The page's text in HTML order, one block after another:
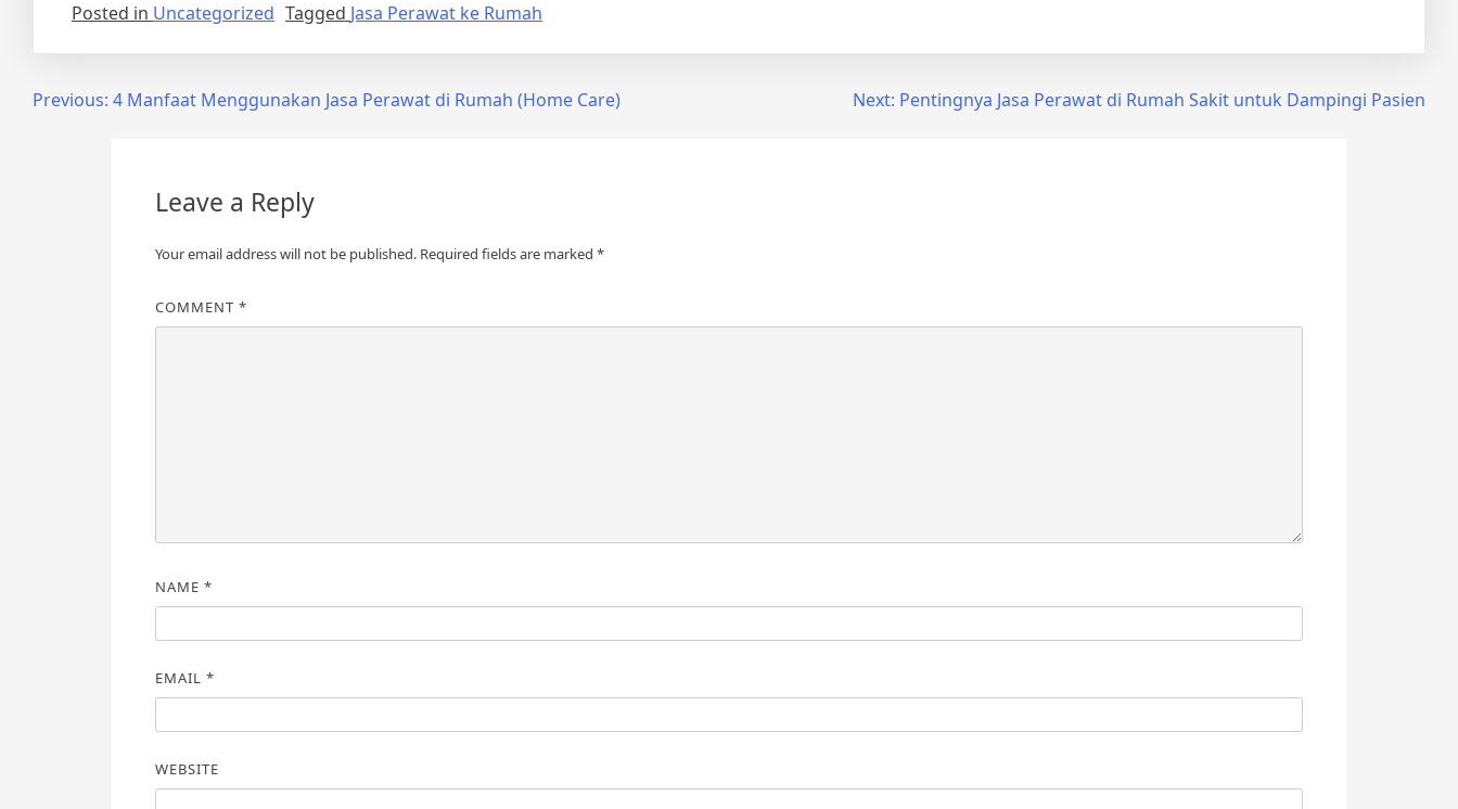
Posted in Uncategorized Tagged Jasa Perawat ke Rumah
PostPrevious: 4 Manfaat Menggunakan Jasa Perawat di Rumah (Home Care) Next: Pentingnya Jasa Perawat di Rumah Sakit untuk Dampingi Pasien
Leave a Reply
Your email address will not be published. Required fields are marked*
COMMENT*
NAME*
EMAIL*
WEBSITE